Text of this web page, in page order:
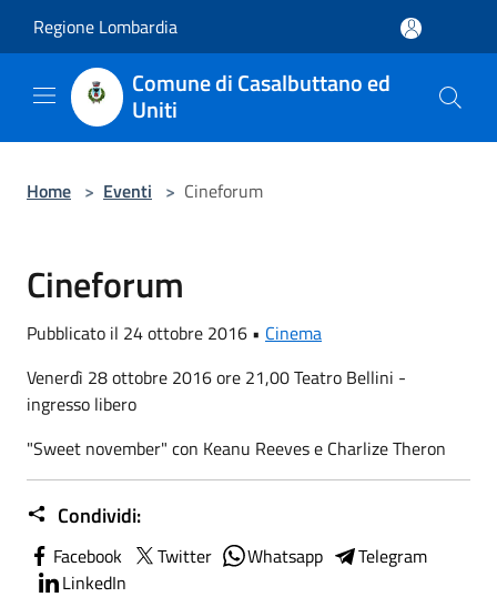
Regione Lombardia
Comune di Casalbuttano ed
Uniti
Home > Eventi > Cineforum
Cineforum
Pubblicato il 24 ottobre 2016 • Cinema
Venerdì 28 ottobre 2016 ore 21,00 Teatro Bellini -
ingresso libero
"Sweet november" con Keanu Reeves e Charlize Theron
Condividi:
Facebook Twitter Whatsapp
Telegram
LinkedIn